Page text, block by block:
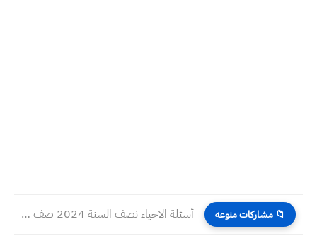
📁 مشاركات منوعه أسئلة الاحياء نصف السنة 2024 صف ثالث متوسط متميزين